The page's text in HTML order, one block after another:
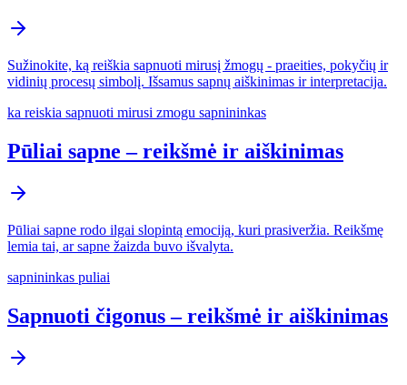
Sužinokite, ką reiškia sapnuoti mirusį žmogų - praeities, pokyčių ir
vidinių procesų simbolį. Išsamus sapnų aiškinimas ir interpretacija.
ka reiskia sapnuoti mirusi zmogu sapnininkas
Pūliai sapne – reikšmė ir aiškinimas
Pūliai sapne rodo ilgai slopintą emociją, kuri prasiveržia. Reikšmę
lemia tai, ar sapne žaizda buvo išvalyta.
sapnininkas puliai
Sapnuoti čigonus – reikšmė ir aiškinimas